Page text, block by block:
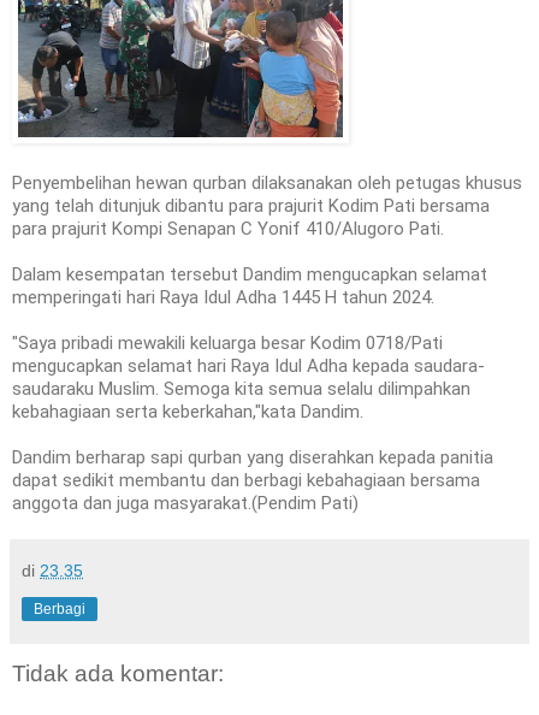
Penyembelihan hewan qurban dilaksanakan oleh petugas khusus
yang telah ditunjuk dibantu para prajurit Kodim Pati bersama
para prajurit Kompi Senapan C Yonif 410/Alugoro Pati.
Dalam kesempatan tersebut Dandim mengucapkan selamat
memperingati hari Raya Idul Adha 1445 H tahun 2024.
"Saya pribadi mewakili keluarga besar Kodim 0718/Pati
mengucapkan selamat hari Raya Idul Adha kepada saudara-
saudaraku Muslim. Semoga kita semua selalu dilimpahkan
kebahagiaan serta keberkahan,"kata Dandim.
Dandim berharap sapi qurban yang diserahkan kepada panitia
dapat sedikit membantu dan berbagi kebahagiaan bersama
anggota dan juga masyarakat.(Pendim Pati)
di 23.35
Berbagi
Tidak ada komentar: